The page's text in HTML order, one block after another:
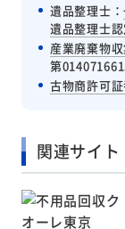
遺品整理士：
遺品整理士
産業廃棄物
第
古物商許可
関連サイト